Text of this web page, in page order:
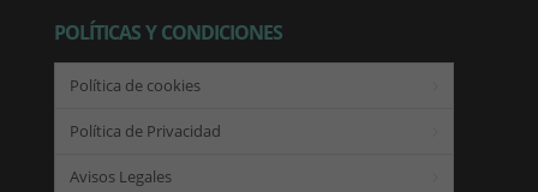
POLÍTICAS Y CONDICIONES
Política de cookies
Política de Privacidad
Avisos Legales